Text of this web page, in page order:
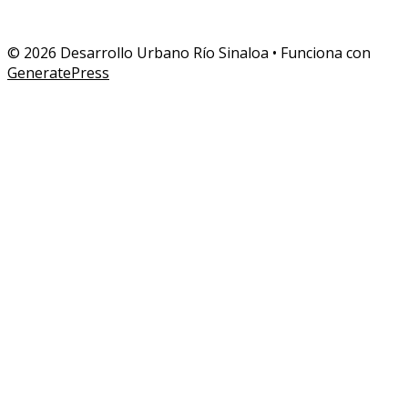
© 2026 Desarrollo Urbano Río Sinaloa • Funciona con
GeneratePress